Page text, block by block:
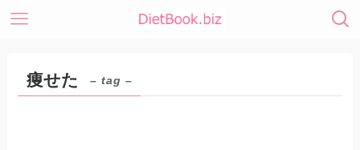
痩せた – tag –